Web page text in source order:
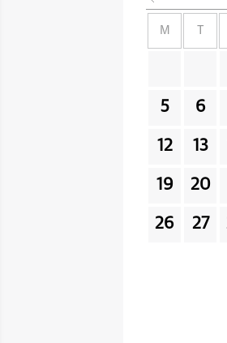
M
5 6
12 13
19 20
26 27